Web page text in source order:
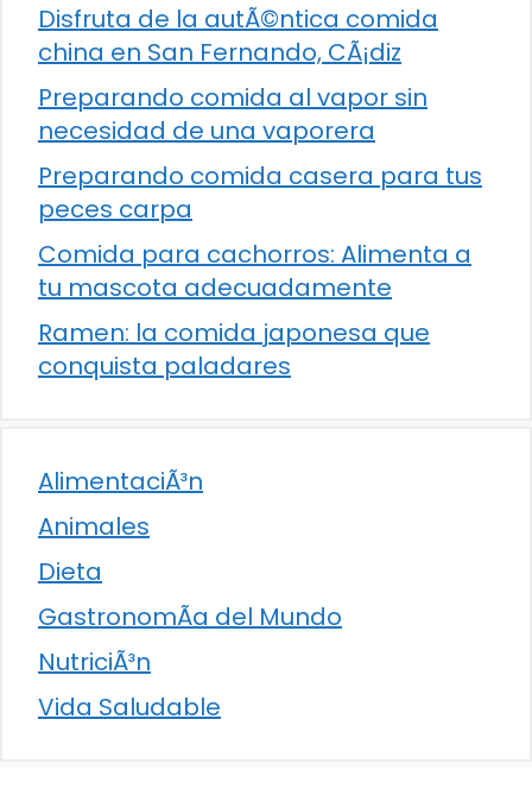
Disfruta de la autÃ©ntica comida
china en San Fernando, CÃ¡diz
Preparando comida al vapor sin
necesidad de una vaporera
Preparando comida casera para tus
peces carpa
Comida para cachorros: Alimenta a
tu mascota adecuadamente
Ramen: la comida japonesa que
conquista paladares
AlimentaciÃ³n
Animales
Dieta
GastronomÃ­a del Mundo
NutriciÃ³n
Vida Saludable